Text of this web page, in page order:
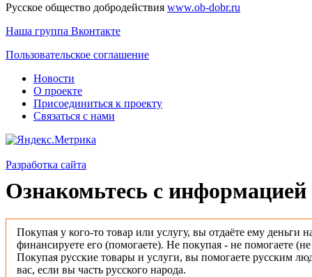
Русское общество добродействия www.ob-dobr.ru
Наша группа Вконтакте
Пользовательское соглашение
Новости
О проекте
Присоединиться к проекту
Связаться с нами
Разработка сайта
Ознакомьтесь с информацией
Покупая у кого-то товар или услугу, вы отдаёте ему деньги
финансируете его (помогаете). Не покупая - не помогаете
Покупая русские товары и услуги, вы помогаете русским
вас, если вы часть русского народа.